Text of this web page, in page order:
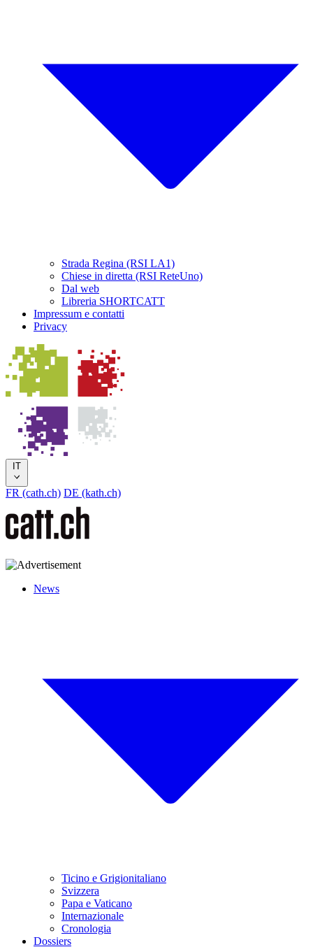
Strada Regina (RSI LA1)
Chiese in diretta (RSI ReteUno)
Dal web
Libreria SHORTCATT
Impressum e contatti
Privacy
IT
FR (cath.ch) DE (kath.ch)
News
Ticino e Grigionitaliano
Svizzera
Papa e Vaticano
Internazionale
Cronologia
Dossiers